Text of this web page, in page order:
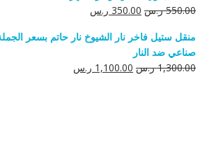
680.00 ر.س.
500.00 ر.س.
550.00 ر.س السعر
هو:
550.00 ر.س.
350.00 ر.سالسعر
هو:
منقل ستيل فاخر نار الشيوخ نار حاتم بسعر
صناعي ضد النار
1,300.00 ر.س السعر
1,100.00 ر.سالسعر